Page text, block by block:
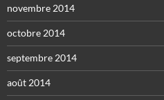
novembre 2014
octobre 2014
septembre 2014
août 2014